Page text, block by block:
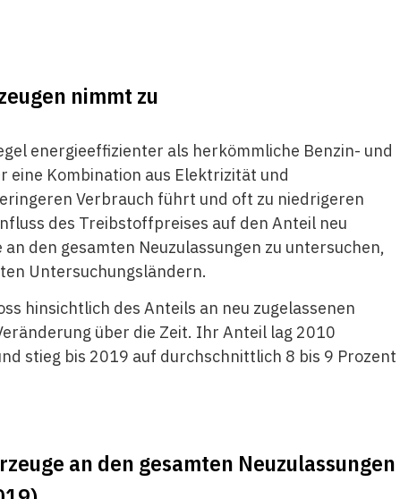
nimmt zu
energieeffizienter als herkömmliche Benzin- und
eine Kombination aus Elektrizität und
Verbrauch führt und oft zu niedrigeren
des Treibstoffpreises auf den Anteil neu
den gesamten Neuzulassungen zu untersuchen,
Untersuchungsländern.
hinsichtlich des Anteils an neu zugelassenen
über die Zeit. Ihr Anteil lag 2010
stieg bis 2019 auf durchschnittlich 8 bis 9 Prozent
an den gesamten Neuzulassungen